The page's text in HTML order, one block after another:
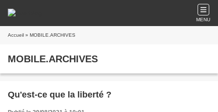
MENU
Accueil » MOBILE.ARCHIVES
MOBILE.ARCHIVES
Qu'est-ce que la liberté ?